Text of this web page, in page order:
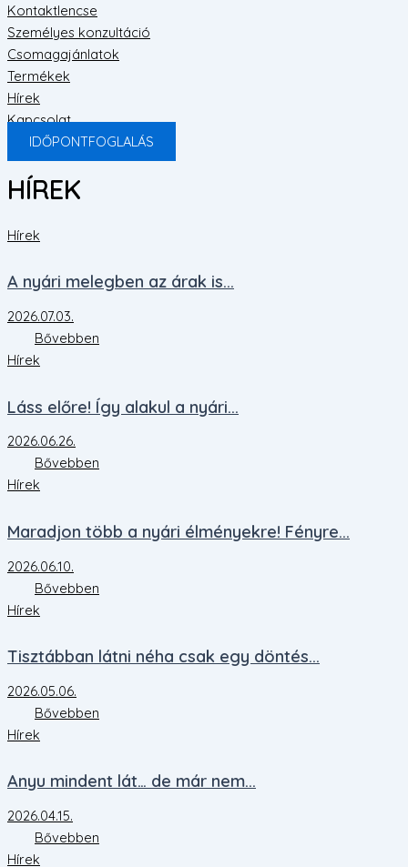
Kontaktlencse
Személyes konzultáció
Csomagajánlatok
Termékek
Hírek
Kapcsolat
IDŐPONTFOGLALÁS
HÍREK
Hírek
A nyári melegben az árak is...
2026.07.03.
Bővebben
Hírek
Láss előre! Így alakul a nyári...
2026.06.26.
Bővebben
Hírek
Maradjon több a nyári élményekre! Fényre...
2026.06.10.
Bővebben
Hírek
Tisztábban látni néha csak egy döntés...
2026.05.06.
Bővebben
Hírek
Anyu mindent lát… de már nem...
2026.04.15.
Bővebben
Hírek